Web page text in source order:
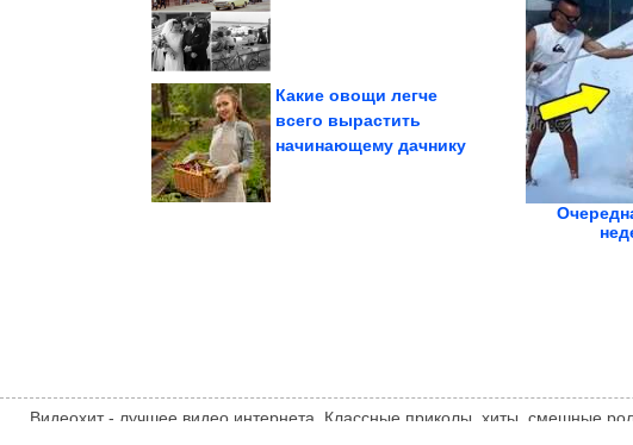
Метод, который за ночь
Какие овощи легче
всего вырастить
начинающему дачнику
Доказательства того,
что дети и домашние
Видеохит - лучшее видео интернета. Классные приколы, хиты, смешные